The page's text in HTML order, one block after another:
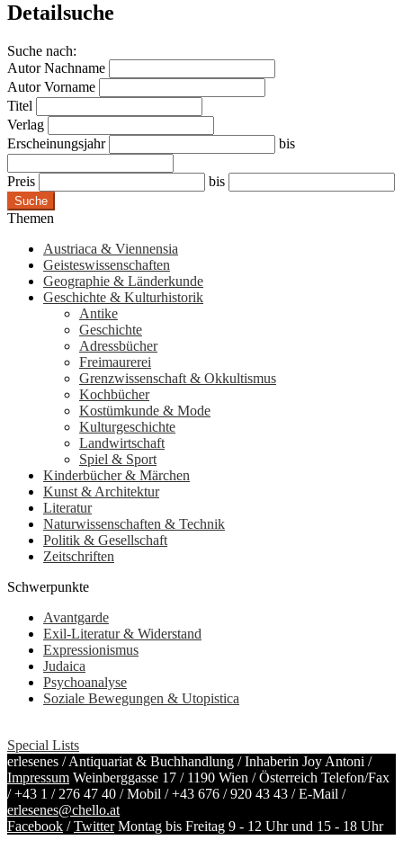
Detailsuche
Suche nach:
Autor Nachname
Autor Vorname
Titel
Verlag
Erscheinungsjahr
bis
Preis bis
Suche
Themen
Austriaca & Viennensia
Geisteswissenschaften
Geographie & Länderkunde
Geschichte & Kulturhistorik
Antike
Geschichte
Adressbücher
Freimaurerei
Grenzwissenschaft & Okkultismus
Kochbücher
Kostümkunde & Mode
Kulturgeschichte
Landwirtschaft
Spiel & Sport
Kinderbücher & Märchen
Kunst & Architektur
Literatur
Naturwissenschaften & Technik
Politik & Gesellschaft
Zeitschriften
Schwerpunkte
Avantgarde
Exil-Literatur & Widerstand
Expressionismus
Judaica
Psychoanalyse
Soziale Bewegungen & Utopistica
Special Lists
erlesenes / Antiquariat & Buchhandlung / Inhaberin Joy Antoni /
Impressum Weinberggasse 17 / 1190 Wien / Österreich Telefon/Fax
/+43 1 / 276 47 40 / Mobil /+43 676 / 920 43 43 / E-Mail /
erlesenes@chello.at
Facebook /Twitter Montag bis Freitag 9 - 12 Uhr und 15 - 18 Uhr